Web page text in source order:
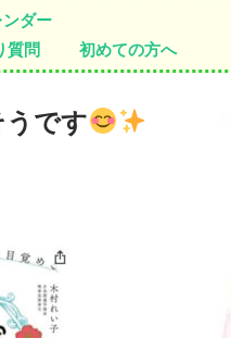
ダー
質問 初めての方へ
です